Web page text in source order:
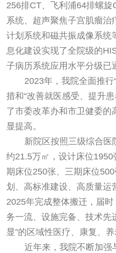
256排CT、飞利浦64排螺
系统、超声聚焦子宫肌瘤治
计划系统和磁共振成像系统
息化建设实现了全院级的
子病历系统应用水平分级已
2023年，我院全面推
措和“改善就医感受、提升
了市委改革办和市卫健委的
显提高。
新院区按照三级综合医
约21.5万㎡，设计床位
期床位250张、三期床位
划、高标准建设、高质量运
2025年完成整体搬迁，届时
务一流、设施完备、技术先
显”的区域性医疗、康复、养
近年来，我院不断加强